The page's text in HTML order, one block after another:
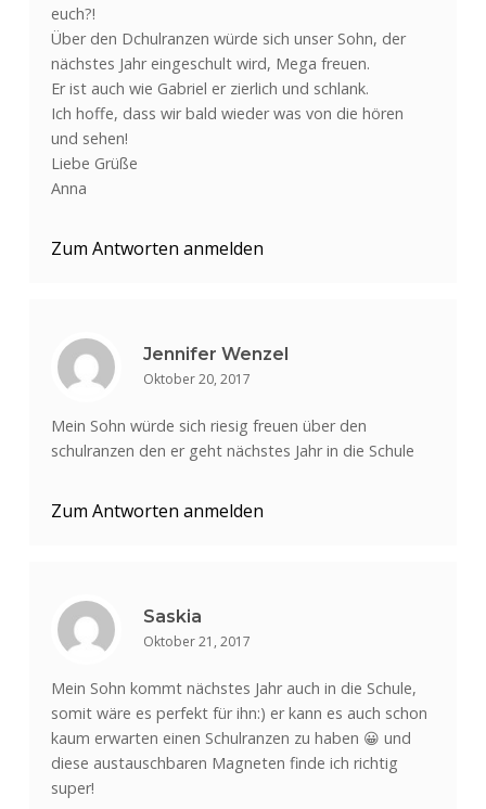
euch?!
Über den Dchulranzen würde sich unser Sohn, der
nächstes Jahr eingeschult wird, Mega freuen.
Er ist auch wie Gabriel er zierlich und schlank.
Ich hoffe, dass wir bald wieder was von die hören
und sehen!
Liebe Grüße
Anna
Zum Antworten anmelden
Jennifer Wenzel
Oktober 20, 2017
Mein Sohn würde sich riesig freuen über den
schulranzen den er geht nächstes Jahr in die Schule
Zum Antworten anmelden
Saskia
Oktober 21, 2017
Mein Sohn kommt nächstes Jahr auch in die Schule,
somit wäre es perfekt für ihn:) er kann es auch schon
kaum erwarten einen Schulranzen zu haben 😀 und
diese austauschbaren Magneten finde ich richtig
super!